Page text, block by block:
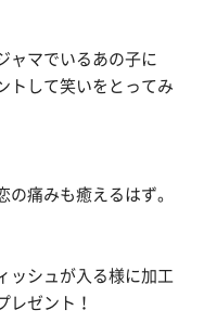
ャマでいるあの子に
トして笑いをとってみ
痛みも癒えるはず。
ッシュが入る様に加工
レゼント！